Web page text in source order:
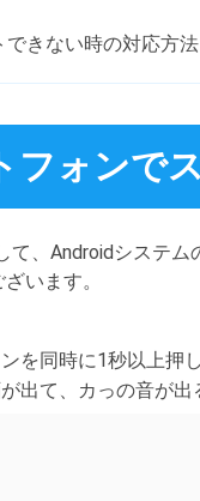
できない時の対応方法
フォンで
て、Androidシステ
います。
を同時に1秒以上押し
出て、カっの音が出